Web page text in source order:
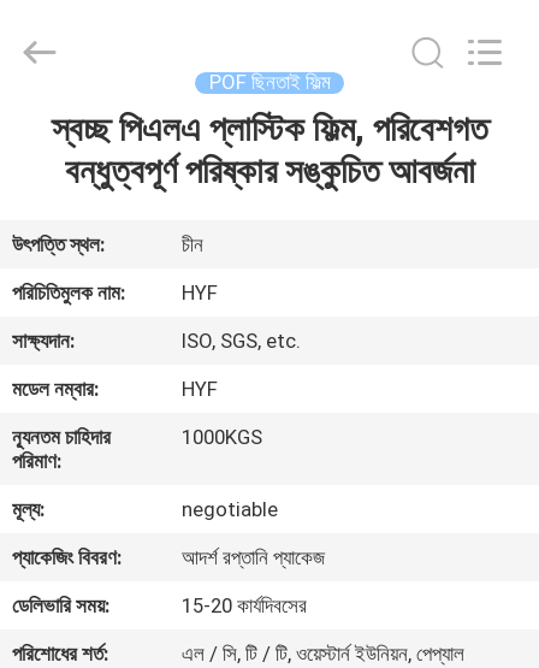
ভিডিও
আমাদের
সম্পর্কে
ভ্রমণ
মান
নিয়ন্ত্রণ
POF ছিনতাই ফিল্ম
স্বচ্ছ পিএলএ প্লাস্টিক ফিল্ম, পরিবেশগত
বন্ধুত্বপূর্ণ পরিষ্কার সঙ্কুচিত আবর্জনা
উৎপত্তি স্থল:
চীন
পরিচিতিমুলক নাম:
HYF
সাক্ষ্যদান:
ISO, SGS, etc.
মডেল নম্বার:
HYF
ন্যূনতম চাহিদার
পরিমাণ:
1000KGS
মূল্য:
negotiable
প্যাকেজিং বিবরণ:
আদর্শ রপ্তানি প্যাকেজ
ডেলিভারি সময়:
15-20 কার্যদিবসের
পরিশোধের শর্ত:
এল / সি, টি / টি, ওয়েস্টার্ন ইউনিয়ন, পেপ্যাল